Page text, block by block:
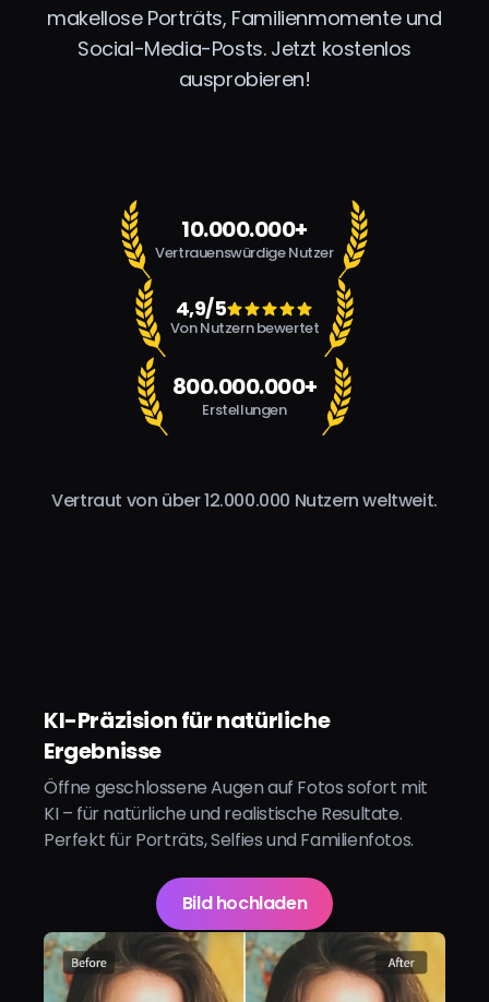
makellose Porträts, Familienmomente und
Social-Media-Posts. Jetzt kostenlos
ausprobieren!
10.000.000+
Vertrauenswürdige Nutzer
4,9/5
Von Nutzern bewertet
800.000.000+
Erstellungen
Vertraut von über 12.000.000 Nutzern weltweit.
KI-Präzision für natürliche
Ergebnisse
Öffne geschlossene Augen auf Fotos sofort mit
KI – für natürliche und realistische Resultate.
Perfekt für Porträts, Selfies und Familienfotos.
Bild hochladen